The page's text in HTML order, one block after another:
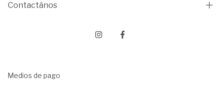
Contactános
Medios de pago